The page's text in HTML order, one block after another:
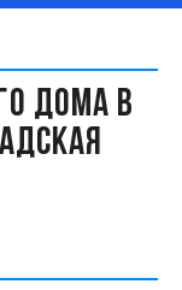
ДОМА В